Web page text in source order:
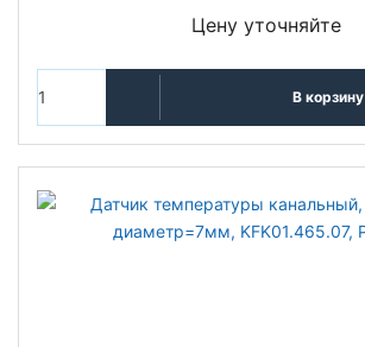
Цену уточняйте
В корзину